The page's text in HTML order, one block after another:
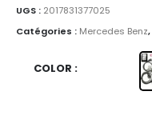
UGS : 2017831377025
Catégories : Mercedes Benz,
COLOR